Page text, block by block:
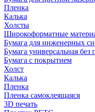
Пленка
Калька
Холсты
Широкоформатные
Бумага для инженерных
Бумага универсальная без
Бумага с покрытием
Холст
Калька
Пленка
Пленка самоклеящаяся
3D печать